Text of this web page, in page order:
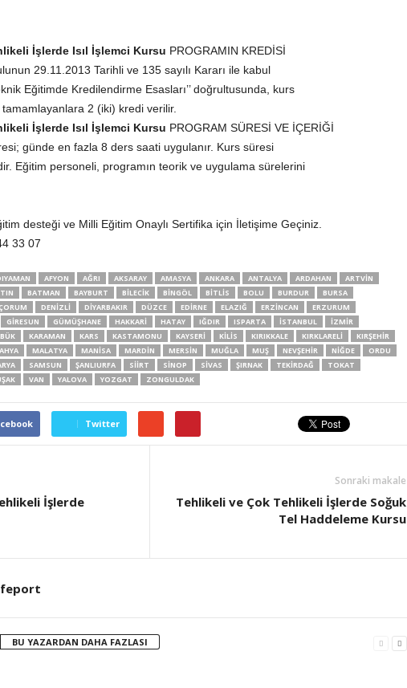
İşlerde Isıl İşlemci Kursu PROGRAMIN KREDİSİ
29.11.2013 Tarihli ve 135 sayılı Kararı ile kabul
Eğitimde Kredilendirme Esasları’’ doğrultusunda, kurs
tamamlayanlara 2 (iki) kredi verilir.
İşlerde Isıl İşlemci Kursu PROGRAM SÜRESİ VE İÇERİĞİ
günde en fazla 8 ders saati uygulanır. Kurs süresi
Eğitim personeli, programın teorik ve uygulama sürelerini
desteği ve Milli Eğitim Onaylı Sertifika için İletişime Geçiniz.
33 07
AFYON AĞRI AKSARAY AMASYA ANKARA ANTALYA ARDAHAN
ARTVIN
BATMAN BAYBURT BILECIK BINGÖL BITLIS BOLU BURDUR
BURSA
ÇORUM DENIZLI DIYARBAKIR DÜZCE EDIRNE ELAZIĞ ERZINCAN
ERZURUM
GIRESUN GÜMÜŞHANE HAKKARI HATAY IĞDIR ISPARTA İSTANBUL
İZMIR
KARAMAN KARS KASTAMONU KAYSERI KILIS KIRIKKALE KIRKLARELI
KIRŞEHIR
MALATYA MANISA MARDIN MERSIN MUĞLA MUŞ NEVŞEHIR NIĞDE
ORDU
SAMSUN ŞANLIURFA SIIRT SINOP SIVAS ŞIRNAK TEKIRDAĞ
TOKAT
VAN YALOVA YOZGAT ZONGULDAK
Twitter
İşlerde
Sonraki makale
Tehlikeli ve Çok Tehlikeli İşlerde Soğuk
Tel Haddeleme Kursu
BU YAZARDAN DAHA FAZLASI